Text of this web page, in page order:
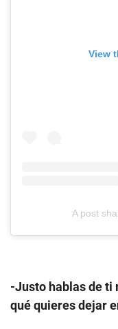
View
A post
-Justo hablas de ti
qué quieres dejar